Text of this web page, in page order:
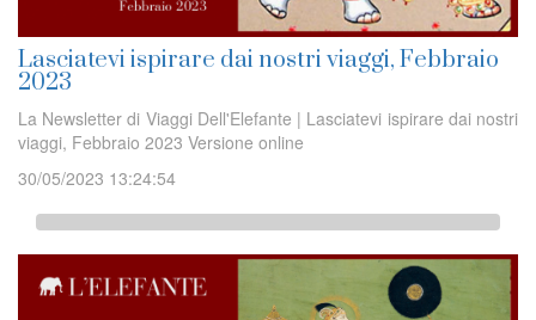
Lasciatevi ispirare dai nostri viaggi, Febbraio
2023
La Newsletter di Viaggi Dell'Elefante | Lasciatevi ispirare dai nostri
viaggi, Febbraio 2023 Versione online
30/05/2023 13:24:54